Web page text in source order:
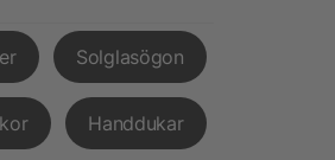
Solglasögon
Handdukar